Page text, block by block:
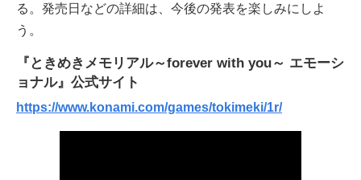
る。発売日などの詳細は、今後の発表を楽しみにしよ
う。
『ときめきメモリアル～forever with you～ エモーシ
ョナル』公式サイト
https://www.konami.com/games/tokimeki/1r/